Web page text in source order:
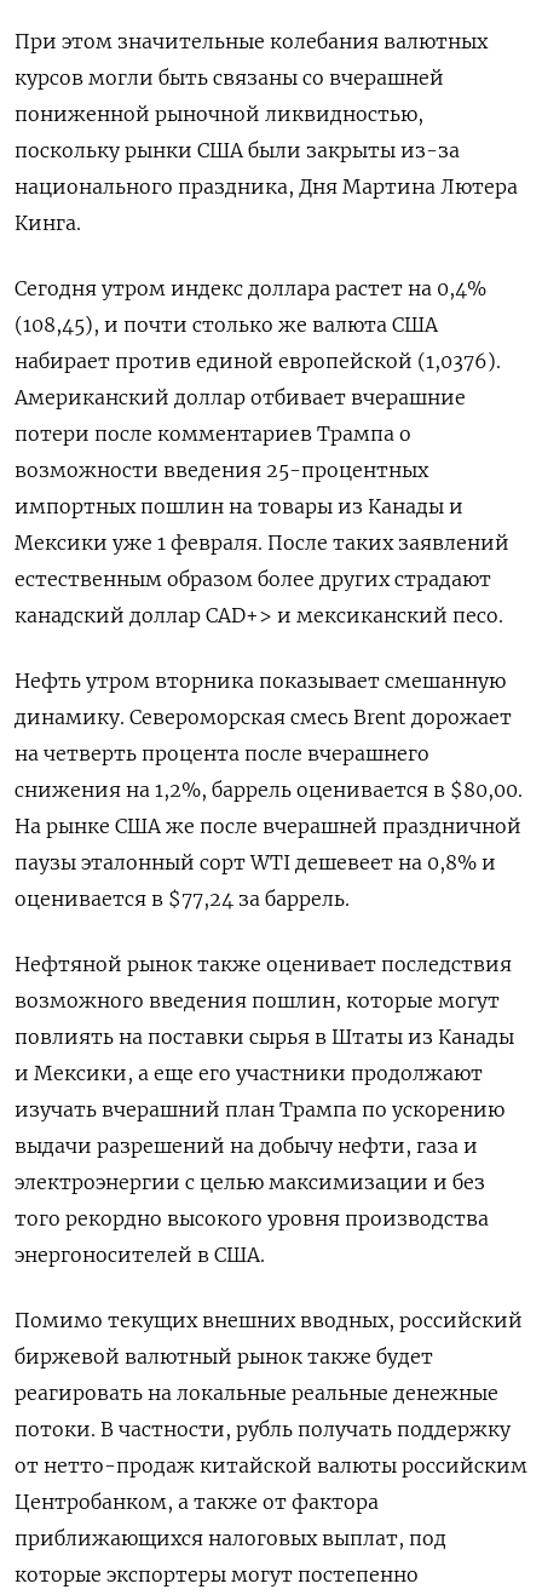
При этом значительные колебания валютных
курсов могли быть связаны со вчерашней
пониженной рыночной ликвидностью,
поскольку рынки США были закрыты из-за
национального праздника, Дня Мартина Лютера
Кинга.
Сегодня утром индекс доллара растет на 0,4%
(108,45), и почти столько же валюта США
набирает против единой европейской (1,0376).
Американский доллар отбивает вчерашние
потери после комментариев Трампа о
возможности введения 25-процентных
импортных пошлин на товары из Канады и
Мексики уже 1 февраля. После таких заявлений
естественным образом более других страдают
канадский доллар CAD+> и мексиканский песо.
Нефть утром вторника показывает смешанную
динамику. Североморская смесь Brent дорожает
на четверть процента после вчерашнего
снижения на 1,2%, баррель оценивается в $80,00.
На рынке США же после вчерашней праздничной
паузы эталонный сорт WTI дешевеет на 0,8% и
оценивается в $77,24 за баррель.
Нефтяной рынок также оценивает последствия
возможного введения пошлин, которые могут
повлиять на поставки сырья в Штаты из Канады
и Мексики, а еще его участники продолжают
изучать вчерашний план Трампа по ускорению
выдачи разрешений на добычу нефти, газа и
электроэнергии с целью максимизации и без
того рекордно высокого уровня производства
энергоносителей в США.
Помимо текущих внешних вводных, российский
биржевой валютный рынок также будет
реагировать на локальные реальные денежные
потоки. В частности, рубль получать поддержку
от нетто-продаж китайской валюты российским
Центробанком, а также от фактора
приближающихся налоговых выплат, под
которые экспортеры могут постепенно